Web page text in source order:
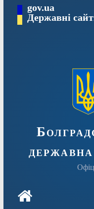
Перейтиgov.ua
Державні
державна